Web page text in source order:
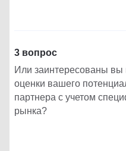
3 вопрос
Или заинтересованы вы
оценки вашего
партнера с учетом
рынка?